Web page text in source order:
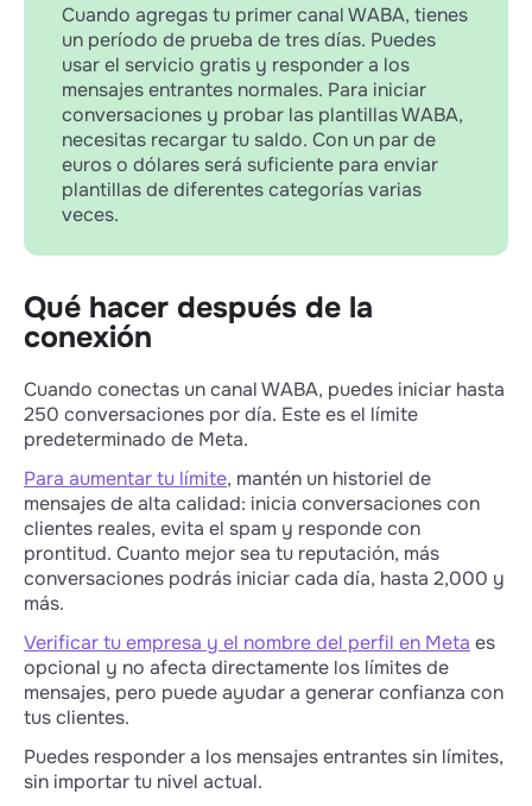
Cuando agregas tu primer canal WABA, tienes
un período de prueba de tres días. Puedes
usar el servicio gratis y responder a los
mensajes entrantes normales. Para iniciar
conversaciones y probar las plantillas WABA,
necesitas recargar tu saldo. Con un par de
euros o dólares será suficiente para enviar
plantillas de diferentes categorías varias
veces.
Qué hacer después de la
conexión
Cuando conectas un canal WABA, puedes iniciar hasta
250 conversaciones por día. Este es el límite
predeterminado de Meta.
Para aumentar tu límite, mantén un historiel de
mensajes de alta calidad: inicia conversaciones con
clientes reales, evita el spam y responde con
prontitud. Cuanto mejor sea tu reputación, más
conversaciones podrás iniciar cada día, hasta 2,000 y
más.
Verificar tu empresa y el nombre del perfil en Meta es
opcional y no afecta directamente los límites de
mensajes, pero puede ayudar a generar confianza con
tus clientes.
Puedes responder a los mensajes entrantes sin límites,
sin importar tu nivel actual.